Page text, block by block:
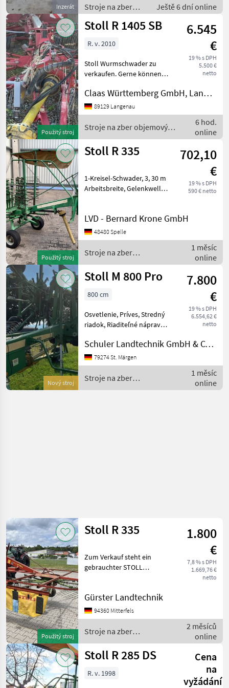
Inzerát
Stroje na zber
objemových
krmív / Rotačné
Ještě 6 dní online
Použitý stroj
Stoll R 1405 SB
6.545
€
19 % s DPH
5.500 €
netto
R. v. 2010
Stoll Wurmschwader zu
verkaufen. Gerne können
Probelauf vorbeikommen.
Alle Angaben ohne Gewähr;
Zwischenverkauf
vorbehalten; Besuchen
Claas Württemberg GmbH, Langenau
89129 Langenau
Stroje na zber objemových
krmív / Stoll
6 hod.
online
Použitý stroj
Stoll R 335
702,10
€
19 % s DPH
590 € netto
1-Kreisel-Schwader, 3, 30 m
Arbeitsbreite, Gelenkwelle
LVD - Bernard Krone GmbH
48480 Spelle
Stroje na zber
objemových krmív / Stoll
1 měsíc
online
Nový stroj
Stoll M 800 Pro
7.800
€
19 % s DPH
6.554,62 €
netto
800 cm
Osvetlenie, Príves, Stredný
riadok, Riaditeľné nápravy, :
zber objemových krmív
Rotačné zhrňovače
Schuler Landtechnik GmbH & CO KG
79274 St. Märgen
Stroje na zber
objemových krmív / Stoll
1 měsíc
online
Použitý stroj
Stoll R 335
1.800
€
7,8 % s DPH
1.669,76 €
netto
Zum Verkauf steht ein
gebrauchter STOLL
voll funktionsfähig. Baujahr
ist auf dem Typenschild
nicht mehr lesbar. Zavese
Gürster Landtechnik
94360 Mitterfels
Stroje na zber
objemových krmív / Stoll
2 měsíců
online
Stoll R 285 DS
Cena
na
vyžádání
R. v. 1998